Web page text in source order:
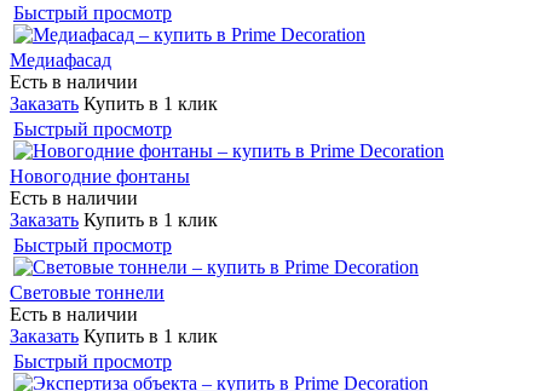
Быстрый просмотр
Медиафасад
Есть в наличии
Заказать Купить в 1 клик
Быстрый просмотр
Новогодние фонтаны
Есть в наличии
Заказать Купить в 1 клик
Быстрый просмотр
Световые тоннели
Есть в наличии
Заказать Купить в 1 клик
Быстрый просмотр